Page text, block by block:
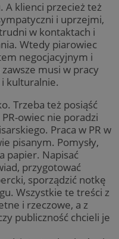
A klienci przecież też
i uprzejmi,
w kontaktach i
Wtedy piarowiec
negocjacyjnym i
musi w pracy
kulturalnie.
Trzeba też posiąść
owiec nie poradzi
Praca w PR w
pisanym. Pomysły,
papier. Napisać
przygotować
sporządzić notkę
Wszystkie te treści z
i rzeczowe, a z
publiczność chcieli je